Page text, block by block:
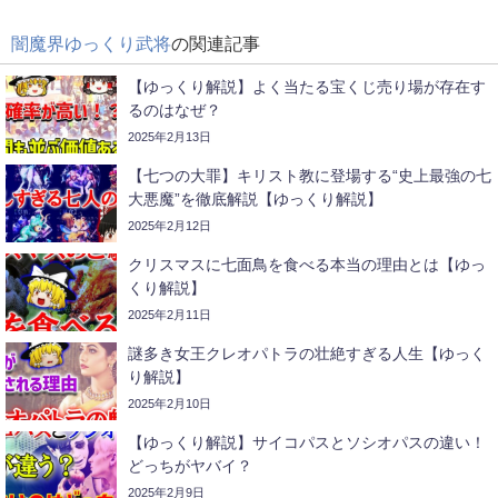
闇魔界ゆっくり武将の関連記事
【ゆっくり解説】よく当たる宝くじ売り場が存在す
るのはなぜ？
2025年2月13日
【七つの大罪】キリスト教に登場する“史上最強の七
大悪魔”を徹底解説【ゆっくり解説】
2025年2月12日
クリスマスに七面鳥を食べる本当の理由とは【ゆっ
くり解説】
2025年2月11日
謎多き女王クレオパトラの壮絶すぎる人生【ゆっく
り解説】
2025年2月10日
【ゆっくり解説】サイコパスとソシオパスの違い！
どっちがヤバイ？
2025年2月9日